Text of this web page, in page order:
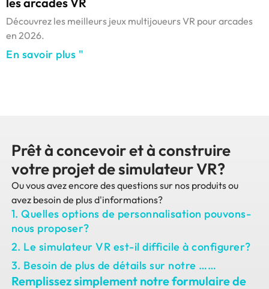
Découvrez les meilleurs jeux multijoueurs VR pour arcades
en 2026.
En savoir plus "
Prêt à concevoir et à construire
votre projet de simulateur VR?
Ou vous avez encore des questions sur nos produits ou
avez besoin de plus d'informations?
1. Quelles options de personnalisation pouvons-
nous proposer?
2. Le simulateur VR est-il difficile à configurer?
3. Besoin de plus de détails sur notre ……
Remplissez simplement notre formulaire de